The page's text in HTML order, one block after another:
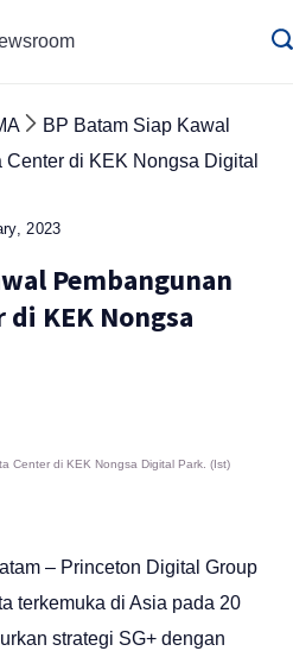
BP Batam Siap Kawal
di KEK Nongsa Digital
2023
Pembangunan
KEK Nongsa
Center di KEK Nongsa Digital Park. (Ist)
– Princeton Digital Group
terkemuka di Asia pada 20
strategi SG+ dengan